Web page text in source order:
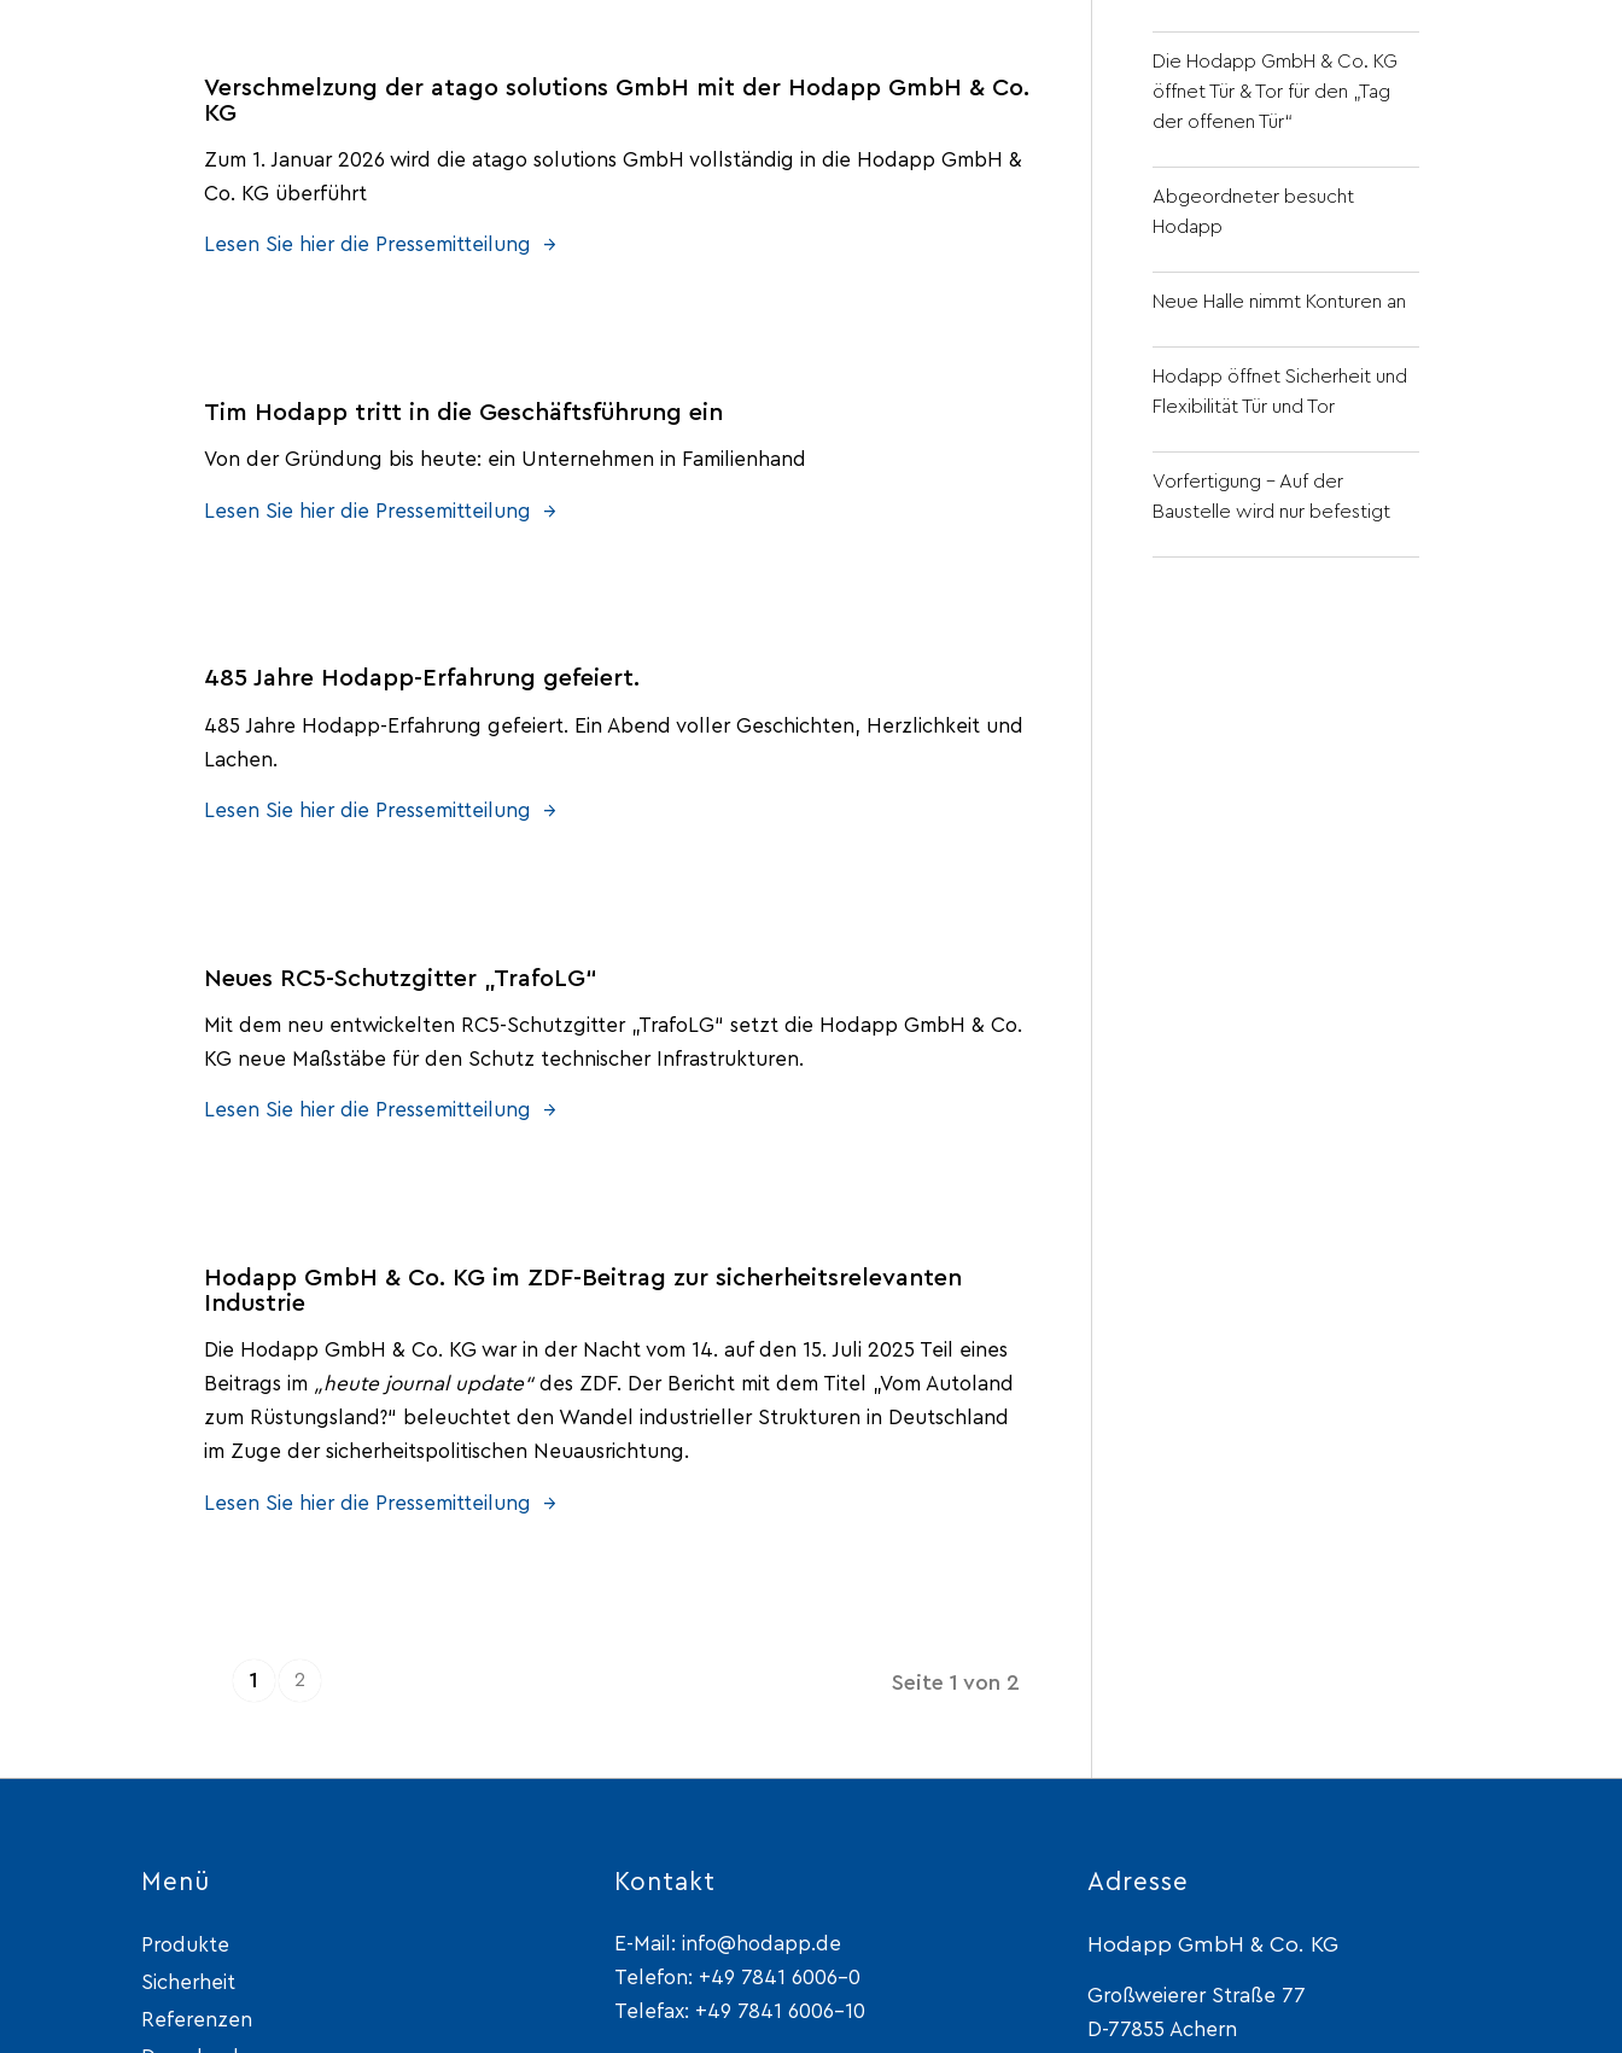
Verschmelzung der atago solutions GmbH mit der Hodapp GmbH & Co.
KG
Zum 1. Januar 2026 wird die atago solutions GmbH vollständig in die Hodapp GmbH &
Co. KG überführt
Lesen Sie hier die Pressemitteilung →
Tim Hodapp tritt in die Geschäftsführung ein
Von der Gründung bis heute: ein Unternehmen in Familienhand
Lesen Sie hier die Pressemitteilung →
485 Jahre Hodapp-Erfahrung gefeiert.
485 Jahre Hodapp-Erfahrung gefeiert. Ein Abend voller Geschichten, Herzlichkeit und
Lachen.
Lesen Sie hier die Pressemitteilung →
Neues RC5-Schutzgitter „TrafoLG“
Mit dem neu entwickelten RC5-Schutzgitter „TrafoLG“ setzt die Hodapp GmbH & Co.
KG neue Maßstäbe für den Schutz technischer Infrastrukturen.
Lesen Sie hier die Pressemitteilung →
Hodapp GmbH & Co. KG im ZDF-Beitrag zur sicherheitsrelevanten
Industrie
Die Hodapp GmbH & Co. KG war in der Nacht vom 14. auf den 15. Juli 2025 Teil eines
Beitrags im „heute journal update“des ZDF. Der Bericht mit dem Titel „Vom Autoland
zum Rüstungsland?“ beleuchtet den Wandel industrieller Strukturen in Deutschland
im Zuge der sicherheitspolitischen Neuausrichtung.
Lesen Sie hier die Pressemitteilung →
Seite 1 von 2
1 2
Die Hodapp GmbH & Co. KG
öffnet Tür & Tor für den „Tag
der offenen Tür“
Abgeordneter besucht
Hodapp
Neue Halle nimmt Konturen an
Hodapp öffnet Sicherheit und
Flexibilität Tür und Tor
Vorfertigung – Auf der
Baustelle wird nur befestigt
Menü
Produkte
Sicherheit
Referenzen
Kontakt
E-Mail:info@hodapp.de
Telefon: +49 7841 6006-0
Telefax: +49 7841 6006-10
Adresse
Hodapp GmbH & Co. KG
Großweierer Straße 77
D-77855 Achern